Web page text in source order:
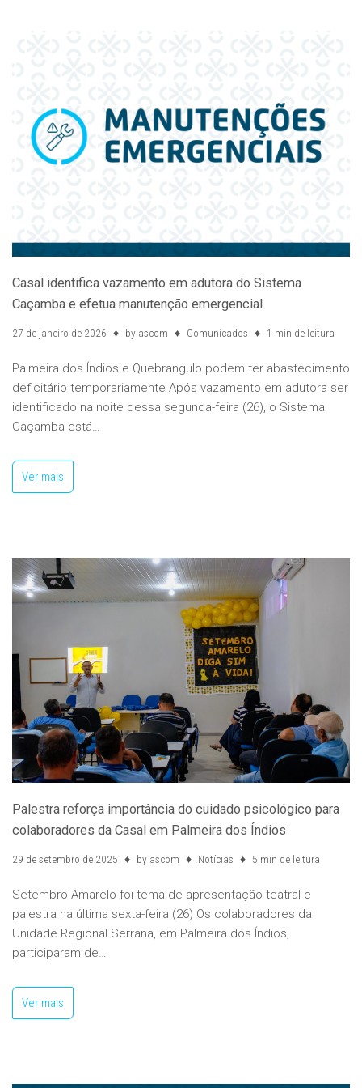
Casal identifica vazamento em adutora do Sistema
Caçamba e efetua manutenção emergencial
27 de janeiro de 2026 by ascom Comunicados 1 min de leitura
Palmeira dos Índios e Quebrangulo podem ter abastecimento
deficitário temporariamente Após vazamento em adutora ser
identificado na noite dessa segunda-feira (26), o Sistema
Caçamba está…
Ver mais
Palestra reforça importância do cuidado psicológico para
colaboradores da Casal em Palmeira dos Índios
29 de setembro de 2025 by ascom Notícias 5 min de leitura
Setembro Amarelo foi tema de apresentação teatral e
palestra na última sexta-feira (26) Os colaboradores da
Unidade Regional Serrana, em Palmeira dos Índios,
participaram de…
Ver mais